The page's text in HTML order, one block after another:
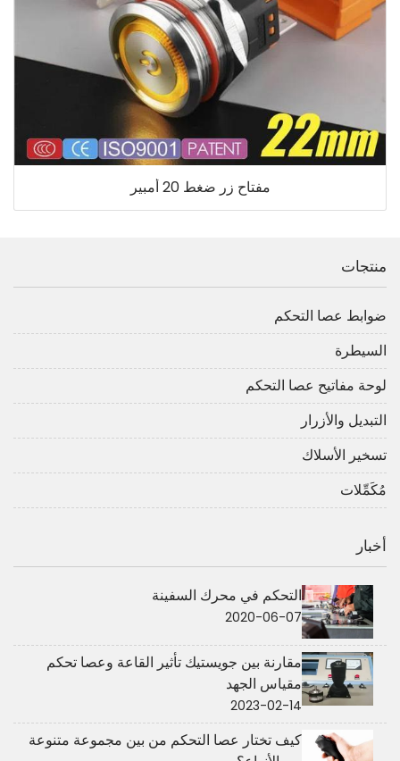
مفتاح زر ضغط 20 أمبير
منتجات
ضوابط عصا التحكم
السيطرة
لوحة مفاتيح عصا التحكم
التبديل والأزرار
تسخير الأسلاك
مُكَمِّلات
أخبار
التحكم في محرك السفينة
2020-06-07
مقارنة بين جويستيك تأثير القاعة وعصا تحكم
مقياس الجهد
2023-02-14
كيف تختار عصا التحكم من بين مجموعة متنوعة